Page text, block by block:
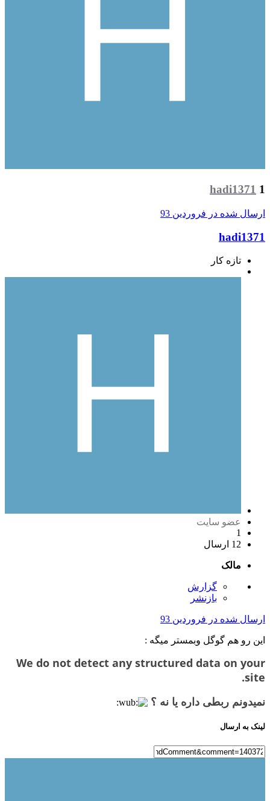
hadi1371 1
ارسال شده در فروردین 93
hadi1371
تازه کار
عضو سایت
1
12 ارسال
مالک
گزارش
بازنشر
ارسال شده در فروردین 93
این رو هم گوگل وبمستر میگه :
We do not detect any structured data on your
site.
نمیدونم ربطی داره یا نه ؟
لینک به ارسال